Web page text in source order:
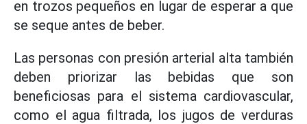
en trozos pequeños en lugar de esperar a que
se seque antes de beber.
Las personas con presión arterial alta también
deben priorizar las bebidas que son
beneficiosas para el sistema cardiovascular,
como el agua filtrada, los jugos de verduras